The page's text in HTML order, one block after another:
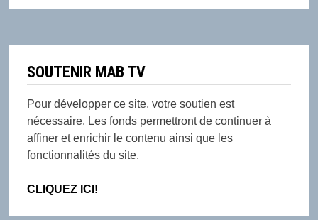
SOUTENIR MAB TV
Pour développer ce site, votre soutien est
nécessaire. Les fonds permettront de continuer à
affiner et enrichir le contenu ainsi que les
fonctionnalités du site.
CLIQUEZ ICI!